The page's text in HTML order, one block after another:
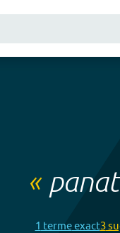
«
1 termeexact3